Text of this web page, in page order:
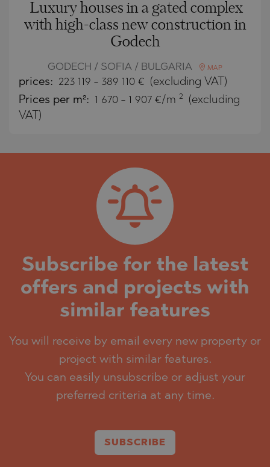
Luxury houses in a gated complex
with high-class new construction in
Godech
GODECH / SOFIA / BULGARIA MAP
prices: 223 119 - 389 110 € (excluding VAT)
Prices per m²: 1 670 - 1 907 €/m 2
(excluding
VAT)
Subscribe for the latest
offers and projects with
similar features
You will receive by email every new property or
project with similar features.
You can easily unsubscribe or adjust your
preferred criteria at any time.
SUBSCRIBE